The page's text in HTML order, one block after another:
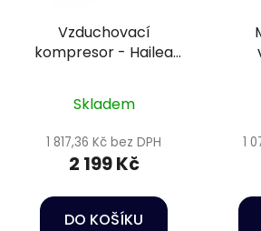
Vzduchovací
kompresor - Hailea
Skladem
1 817,36 Kč bez DPH
2 199 Kč
DO KOŠÍKU
1